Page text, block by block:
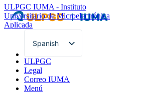
ULPGC IUMA - Instituto
Universitario de Microelectrónica
Aplicada
Spanish
English
ULPGC
Legal
Correo IUMA
Menú